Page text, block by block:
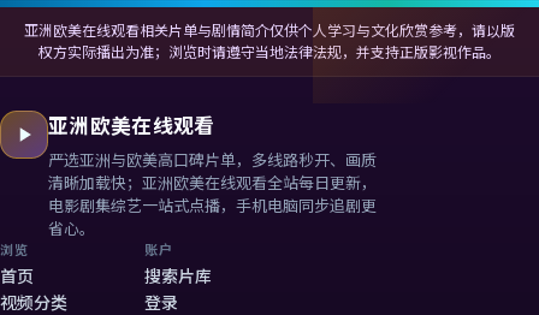
亚洲欧美在线观看相关片单与剧情简介仅供个人学习与文化欣赏参考，请以版
权方实际播出为准；浏览时请遵守当地法律法规，并支持正版影视作品。
亚洲欧美在线观看
严选亚洲与欧美高口碑片单，多线路秒开、画质
清晰加载快； 亚洲欧美在线观看全站每日更新，
电影剧集综艺一站式点播，手机电脑同步追剧更
省心。
浏览
首页
视频分类
账户
搜索片库
登录